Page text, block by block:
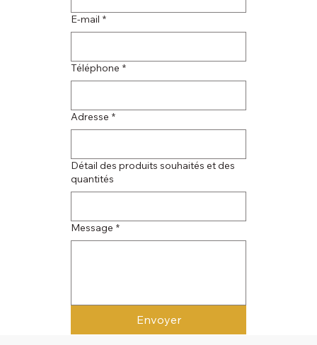
E‑mail *
Téléphone *
Adresse *
Détail des produits souhaités et des
quantités
Message *
Envoyer